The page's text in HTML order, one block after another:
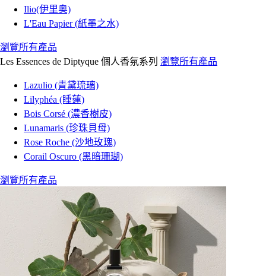
Ilio(伊里奥)
L'Eau Papier (紙墨之水)
瀏覽所有產品
Les Essences de Diptyque 個人香氛系列 瀏覽所有產品
Lazulio (青黛琉璃)
Lilyphéa (睡蓮)
Bois Corsé (濃香樹皮)
Lunamaris (珍珠貝母)
Rose Roche (沙地玫瑰)
Corail Oscuro (黑暗珊瑚)
瀏覽所有產品